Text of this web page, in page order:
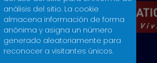
análisis del sitio. La cookie
almacena información de forma
anónima y asigna un número
generado aleatoriamente para
reconocer a visitantes únicos.